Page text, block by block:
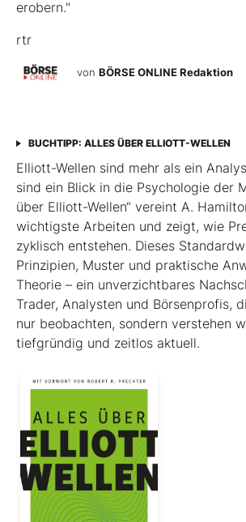
erobern."
rtr
von BÖRSE ONLINE Redaktion
BUCHTIPP: ALLES ÜBER ELLIOTT-WELLEN
Elliott-Wellen sind mehr als ein
sind ein Blick in die Psychologie der
über Elliott-Wellen“ vereint A.
wichtigste Arbeiten und zeigt, wie
zyklisch entstehen. Dieses
Prinzipien, Muster und praktische
Theorie – ein unverzichtbares
Trader, Analysten und Börsenprofis,
nur beobachten, sondern verstehen
tiefgründig und zeitlos aktuell.